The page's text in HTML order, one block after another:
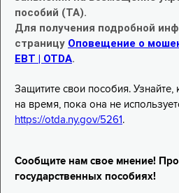
пособий (TA).
Для получения подробной
страницу Оповещение о
EBT | OTDA.
Защитите свои пособия. Узнайте,
на время, пока она не
https://otda.ny.gov/5261 .
Сообщите нам свое мнение!
государственных пособиях!